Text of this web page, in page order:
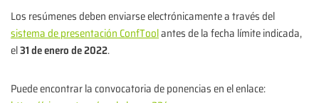
Los resúmenes deben enviarse electrónicamente a través del
sistema de presentación ConfToolantes de la fecha límite indicada,
el31 de enero de 2022.
Puede encontrar la convocatoria de ponencias en el enlace: